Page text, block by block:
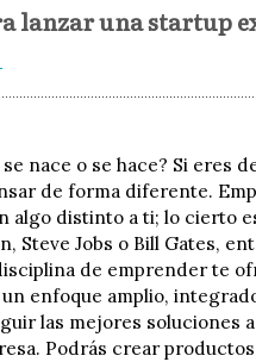
lanzar una startup
nace o se hace? Si eres
de forma diferente.
algo distinto a ti; lo cierto
Steve Jobs o Bill Gates,
de emprender te
enfoque amplio,
las mejores
Podrás crear